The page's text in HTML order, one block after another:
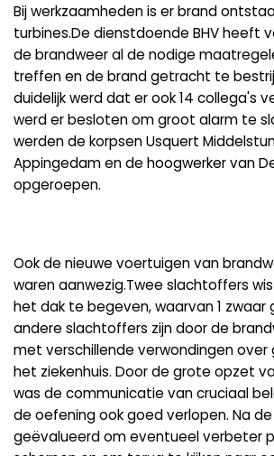
Bij werkzaamheden is er brand
turbines.De dienstdoende BHV heeft
de brandweer al de nodige
treffen en de brand getracht te
duidelijk werd dat er ook 14 collega's
werd er besloten om groot alarm te
werden de korpsen Usquert
Appingedam en de hoogwerker van
opgeroepen.
Ook de nieuwe voertuigen van
waren aanwezig.Twee slachtoffers
het dak te begeven, waarvan 1 zwaar
andere slachtoffers zijn door de
met verschillende verwondingen
het ziekenhuis. Door de grote opzet
was de communicatie van cruciaal
de oefening ook goed verlopen. Na
geëvalueerd om eventueel verbeter